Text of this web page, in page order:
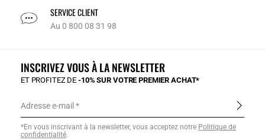
SERVICE CLIENT
Au 0 800 08 31 98
INSCRIVEZ VOUS À LA NEWSLETTER
ET PROFITEZ DE-10% SUR VOTRE PREMIER ACHAT*
Adresse e-mail
*En vous inscrivant à la newsletter, vous acceptez notre Politique de
confidentialité.